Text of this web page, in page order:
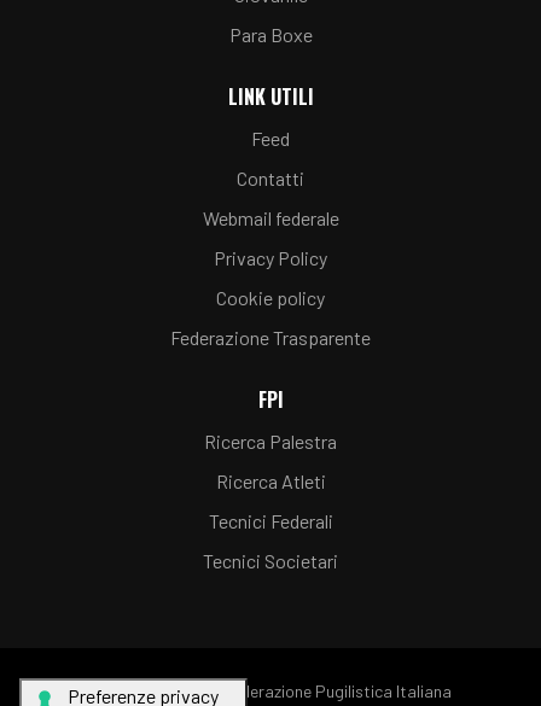
Para Boxe
LINK UTILI
Feed
Contatti
Webmail federale
Privacy Policy
Cookie policy
Federazione Trasparente
FPI
Ricerca Palestra
Ricerca Atleti
Tecnici Federali
Tecnici Societari
© Copyright FPI - Federazione Pugilistica Italiana